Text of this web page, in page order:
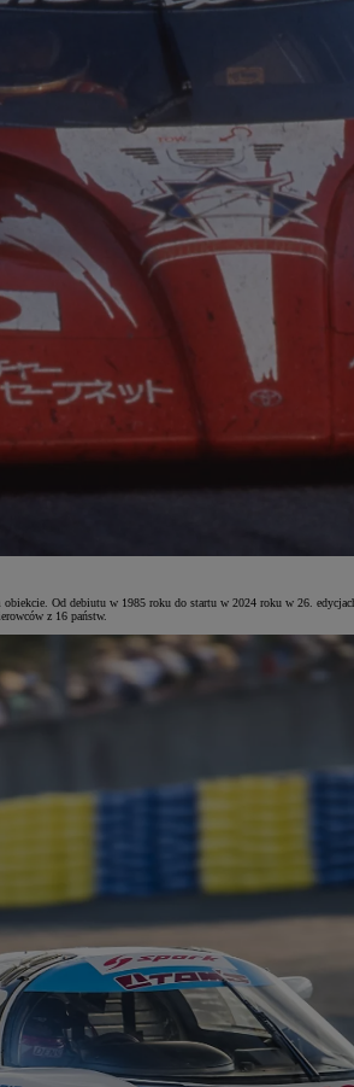
Od debiutu w 1985 roku do startu w 2024 roku w 26.
z 16 państw.